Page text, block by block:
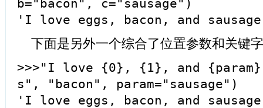
b="bacon", c="sausage")
'I love eggs, bacon, and
下面是另外一个综合了位置参数和关键
>>>"I love {0}, {1}, and
s", "bacon", param="sausage")
'I love eggs, bacon, and